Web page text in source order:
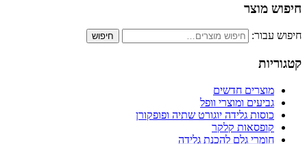
חיפוש מוצר
חיפוש עבור: חיפוש
קטגוריות
מוצרים חדשים
גביעים ומוצרי וופל
כוסות גלידה יוגורט שתיה ופופקורן
קופסאות קלקר
חומרי גלם להכנת גלידה